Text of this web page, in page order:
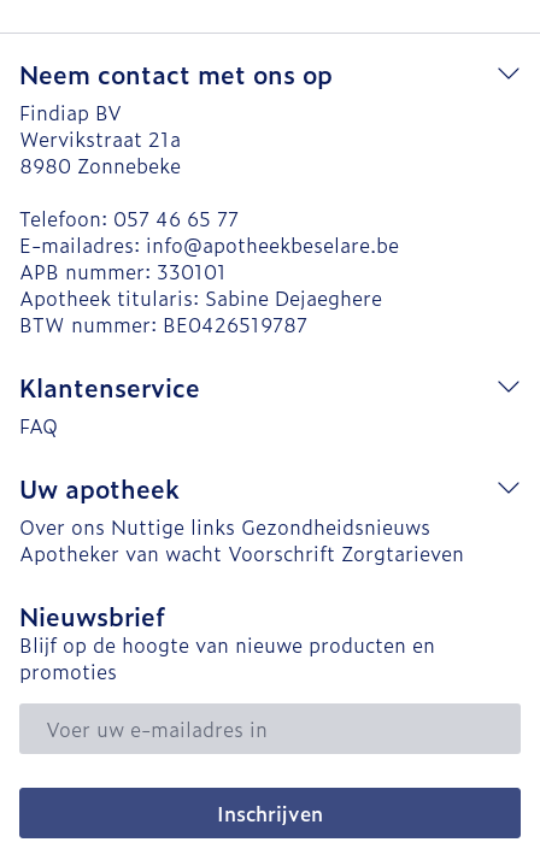
Neem contact met ons op
Findiap BV
Wervikstraat 21a
8980 Zonnebeke
Telefoon: 057 46 65 77
E-mailadres: info@apotheekbeselare.be
APB nummer: 330101
Apotheek titularis: Sabine Dejaeghere
BTW nummer: BE0426519787
Klantenservice
FAQ
Uw apotheek
Over ons Nuttige links Gezondheidsnieuws
Apotheker van wacht Voorschrift Zorgtarieven
Nieuwsbrief
Blijf op de hoogte van nieuwe producten en
promoties
E-mail adres
Inschrijven